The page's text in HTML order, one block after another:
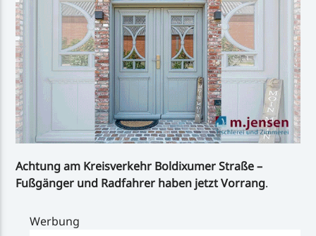
Achtung am Kreisverkehr Boldixumer Straße –
Fußgänger und Radfahrer haben jetzt Vorrang.
Werbung